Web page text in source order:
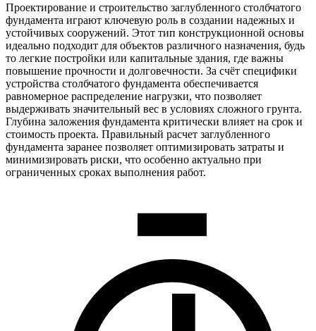
Проектирование и строительство заглубленного столбчатого
фундамента играют ключевую роль в создании надежных и
устойчивых сооружений. Этот тип конструкционной основы
идеально подходит для объектов различного назначения, будь
то легкие постройки или капитальные здания, где важны
повышение прочности и долговечности. За счёт специфики
устройства столбчатого фундамента обеспечивается
равномерное распределение нагрузки, что позволяет
выдерживать значительный вес в условиях сложного грунта.
Глубина заложения фундамента критически влияет на срок и
стоимость проекта. Правильный расчет заглубленного
фундамента заранее позволяет оптимизировать затраты и
минимизировать риски, что особенно актуально при
ограниченных сроках выполнения работ.